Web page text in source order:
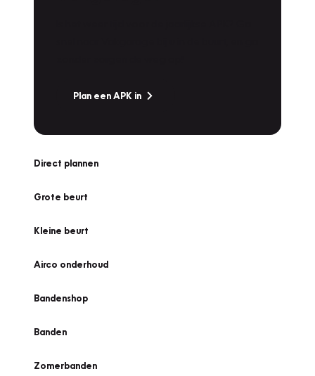
Plan een APK in
Direct plannen
Grote beurt
Kleine beurt
Airco onderhoud
Bandenshop
Banden
Zomerbanden